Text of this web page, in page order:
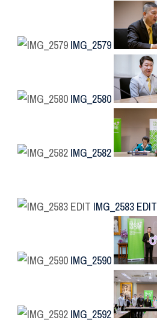
IMG_2579
IMG_2580
IMG_2582
IMG_2583 EDIT
IMG_2590
IMG_2592